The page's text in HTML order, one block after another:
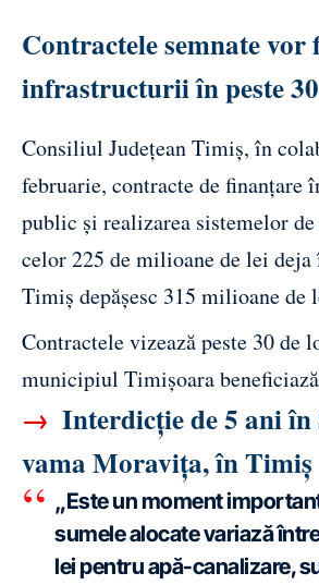
Contractele semnate
infrastructurii în peste
Consiliul Județean Timiș, în
februarie, contracte de
public și realizarea sistemelor de
celor 225 de milioane de lei
Timiș depășesc 315 milioane de
Contractele vizează peste 30
municipiul Timișoara
→ Interdicție de 5 ani în
vama Moravița, în Timiș
„Este un moment
sumele alocate variază
lei pentru apă-canalizare,